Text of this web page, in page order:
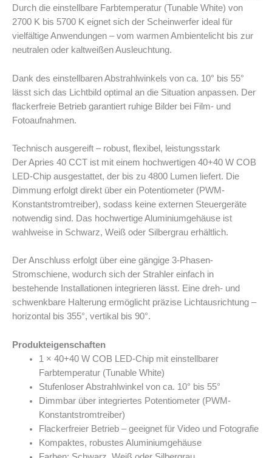
Durch die einstellbare Farbtemperatur (Tunable White) von
2700 K bis 5700 K eignet sich der Scheinwerfer ideal für
vielfältige Anwendungen – vom warmen Ambientelicht bis zur
neutralen oder kaltweißen Ausleuchtung.
Dank des einstellbaren Abstrahlwinkels von ca. 10° bis 55°
lässt sich das Lichtbild optimal an die Situation anpassen. Der
flackerfreie Betrieb garantiert ruhige Bilder bei Film- und
Fotoaufnahmen.
Technisch ausgereift – robust, flexibel, leistungsstark
Der Apries 40 CCT ist mit einem hochwertigen 40+40 W COB
LED-Chip ausgestattet, der bis zu 4800 Lumen liefert. Die
Dimmung erfolgt direkt über ein Potentiometer (PWM-
Konstantstromtreiber), sodass keine externen Steuergeräte
notwendig sind. Das hochwertige Aluminiumgehäuse ist
wahlweise in Schwarz, Weiß oder Silbergrau erhältlich.
Der Anschluss erfolgt über eine gängige 3-Phasen-
Stromschiene, wodurch sich der Strahler einfach in
bestehende Installationen integrieren lässt. Eine dreh- und
schwenkbare Halterung ermöglicht präzise Lichtausrichtung –
horizontal bis 355°, vertikal bis 90°.
Produkteigenschaften
1 × 40+40 W COB LED-Chip mit einstellbarer
Farbtemperatur (Tunable White)
Stufenloser Abstrahlwinkel von ca. 10° bis 55°
Dimmbar über integriertes Potentiometer (PWM-
Konstantstromtreiber)
Flackerfreier Betrieb – geeignet für Video und Fotografie
Kompaktes, robustes Aluminiumgehäuse